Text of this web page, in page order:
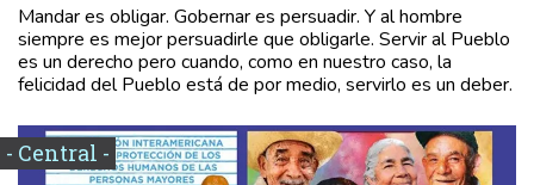
Mandar es obligar. Gobernar es persuadir. Y al hombre
siempre es mejor persuadirle que obligarle. Servir al Pueblo
es un derecho pero cuando, como en nuestro caso, la
felicidad del Pueblo está de por medio, servirlo es un deber.
- Central -